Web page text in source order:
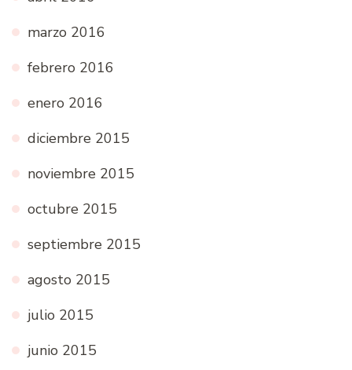
marzo 2016
febrero 2016
enero 2016
diciembre 2015
noviembre 2015
octubre 2015
septiembre 2015
agosto 2015
julio 2015
junio 2015